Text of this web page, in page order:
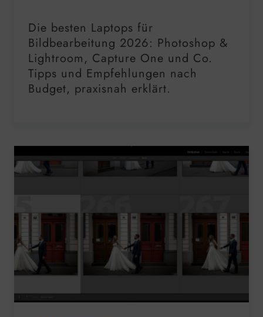
Die besten Laptops für
Bildbearbeitung 2026: Photoshop &
Lightroom, Capture One und Co.
Tipps und Empfehlungen nach
Budget, praxisnah erklärt.